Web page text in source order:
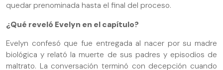
quedar prenominada hasta el final del proceso.
¿Qué reveló Evelyn en el capítulo?
Evelyn confesó que fue entregada al nacer por su madre
biológica y relató la muerte de sus padres y episodios de
maltrato. La conversación terminó con decepción cuando